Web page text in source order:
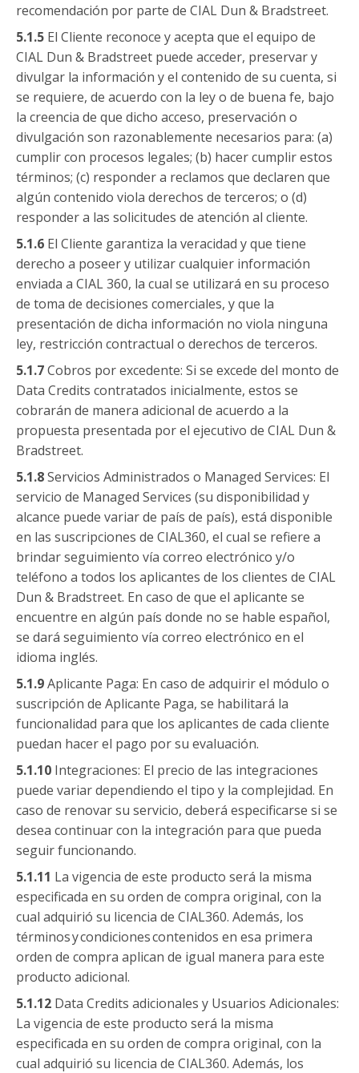
recomendación por parte de CIAL Dun & Bradstreet.
5.1.5 El Cliente reconoce y acepta que el equipo de
CIAL Dun & Bradstreet puede acceder, preservar y
divulgar la información y el contenido de su cuenta, si
se requiere, de acuerdo con la ley o de buena fe, bajo
la creencia de que dicho acceso, preservación o
divulgación son razonablemente necesarios para: (a)
cumplir con procesos legales; (b) hacer cumplir estos
términos; (c) responder a reclamos que declaren que
algún contenido viola derechos de terceros; o (d)
responder a las solicitudes de atención al cliente.
5.1.6 El Cliente garantiza la veracidad y que tiene
derecho a poseer y utilizar cualquier información
enviada a CIAL 360, la cual se utilizará en su proceso
de toma de decisiones comerciales, y que la
presentación de dicha información no viola ninguna
ley, restricción contractual o derechos de terceros.
5.1.7Cobros por excedente: Si se excede del monto de
Data Credits contratados inicialmente, estos se
cobrarán de manera adicional de acuerdo a la
propuesta presentada por el ejecutivo de CIAL Dun &
Bradstreet.
5.1.8Servicios Administrados o Managed Services: El
servicio de Managed Services (su disponibilidad y
alcance puede variar de país de país), está disponible
en las suscripciones de CIAL360, el cual se refiere a
brindar seguimiento vía correo electrónico y/o
teléfono a todos los aplicantes de los clientes de CIAL
Dun & Bradstreet. En caso de que el aplicante se
encuentre en algún país donde no se hable español,
se dará seguimiento vía correo electrónico en el
idioma inglés.
5.1.9Aplicante Paga: En caso de adquirir el módulo o
suscripción de Aplicante Paga, se habilitará la
funcionalidad para que los aplicantes de cada cliente
puedan hacer el pago por su evaluación.
5.1.10 Integraciones: El precio de las integraciones
puede variar dependiendo el tipo y la complejidad. En
caso de renovar su servicio, deberá especificarse si se
desea continuar con la integración para que pueda
seguir funcionando.
5.1.11 La vigencia de este producto será la misma
especificada en su orden de compra original, con la
cual adquirió su licencia de CIAL360. Además, los
términos y condiciones contenidos en esa primera
orden de compra aplican de igual manera para este
producto adicional.
5.1.12 Data Credits adicionales y Usuarios Adicionales:
La vigencia de este producto será la misma
especificada en su orden de compra original, con la
cual adquirió su licencia de CIAL360. Además, los